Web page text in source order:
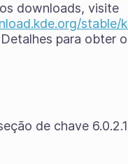
downloads, visite
stable/
para obter
de chave